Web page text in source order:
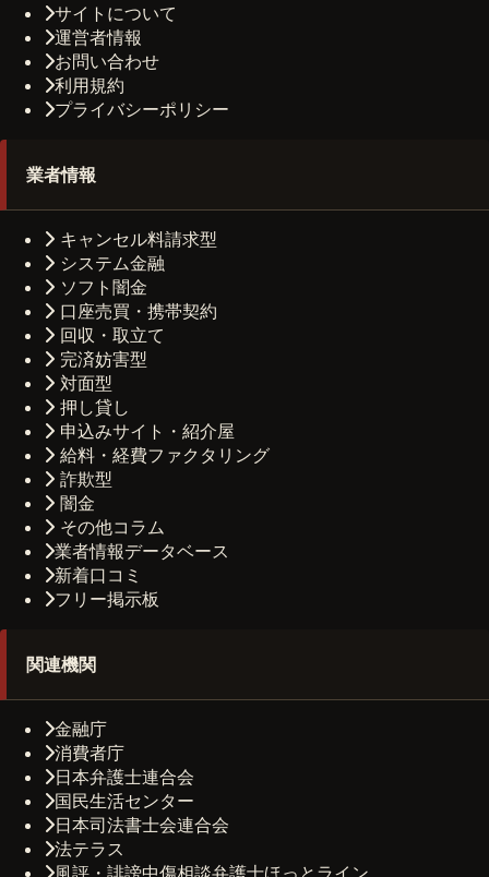
サイトについて
運営者情報
お問い合わせ
利用規約
プライバシーポリシー
業者情報
キャンセル料請求型
システム金融
ソフト闇金
口座売買・携帯契約
回収・取立て
完済妨害型
対面型
押し貸し
申込みサイト・紹介屋
給料・経費ファクタリング
詐欺型
闇金
その他コラム
業者情報データベース
新着口コミ
フリー掲示板
関連機関
金融庁
消費者庁
日本弁護士連合会
国民生活センター
日本司法書士会連合会
法テラス
風評・誹謗中傷相談弁護士ほっとライン